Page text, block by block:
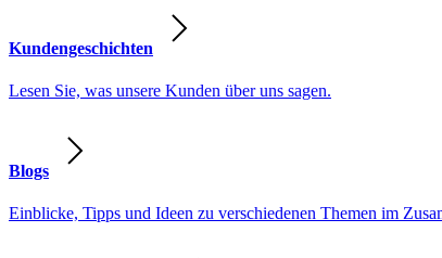
Kundengeschichten
Lesen Sie, was unsere Kunden über uns sagen.
Blogs
Einblicke, Tipps und Ideen zu verschiedenen Themen im